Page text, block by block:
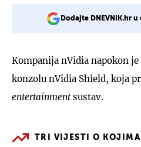
Dodajte DNEVNIK.hr
Kompanija nVidia napokon
konzolu nVidia Shield, koja
entertainmentsustav.
TRI VIJESTI O KOJIMA